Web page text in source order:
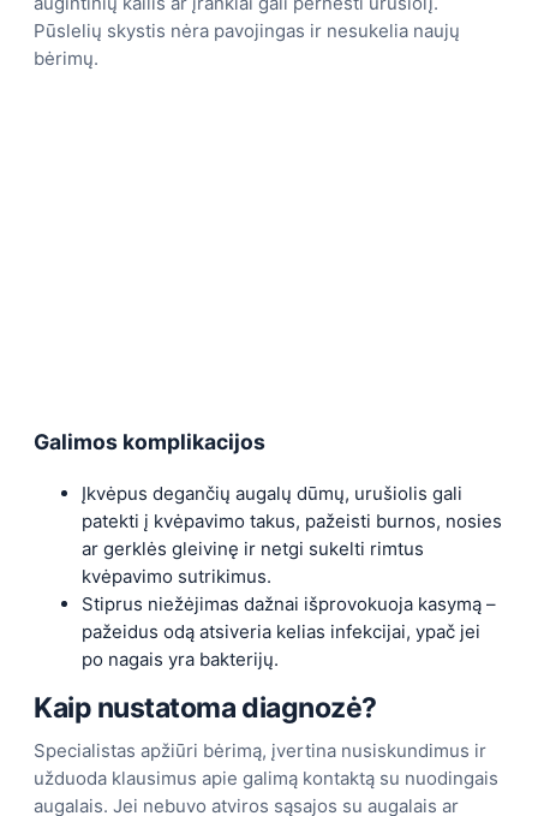
Pūslelių skystis nėra pavojingas ir nesukelia naujų
bėrimų.
Galimos komplikacijos
Įkvėpus degančių augalų dūmų, urušiolis gali
patekti į kvėpavimo takus, pažeisti burnos, nosies
ar gerklės gleivinę ir netgi sukelti rimtus
kvėpavimo sutrikimus.
Stiprus niežėjimas dažnai išprovokuoja kasymą –
pažeidus odą atsiveria kelias infekcijai, ypač jei
po nagais yra bakterijų.
Kaip nustatoma diagnozė?
Specialistas apžiūri bėrimą, įvertina nusiskundimus ir
užduoda klausimus apie galimą kontaktą su nuodingais
augalais. Jei nebuvo atviros sąsajos su augalais ar